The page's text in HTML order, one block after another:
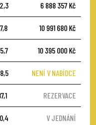
6 888 357 Kč
10 991 680 Kč
10 395 000 Kč
NENÍ V NABÍDCE
REZERVACE
V JEDNÁNÍ